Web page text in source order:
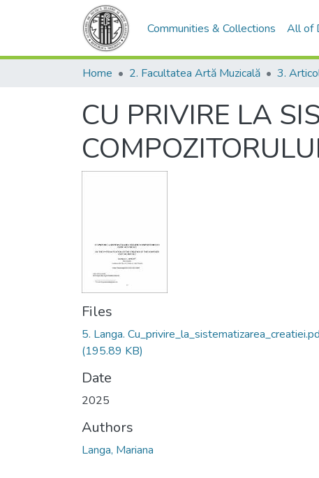
Communities & Collections All of
Home 2. Facultatea Artă Muzicală 3.
CU PRIVIRE LA
Files
5. Langa.
(195.89 KB)
Date
2025
Authors
Langa, Mariana